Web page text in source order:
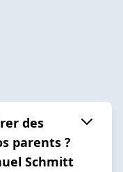
des
parents ?
Schmitt